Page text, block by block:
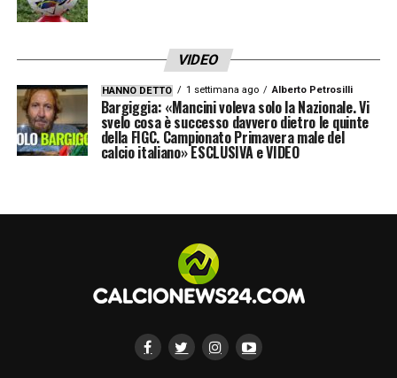
VIDEO
HANNO DETTO 1 settimana ago Alberto Petrosilli
Bargiggia: «Mancini voleva solo la Nazionale. Vi
svelo cosa è successo davvero dietro le quinte
della FIGC. Campionato Primavera male del
calcio italiano» ESCLUSIVA e VIDEO